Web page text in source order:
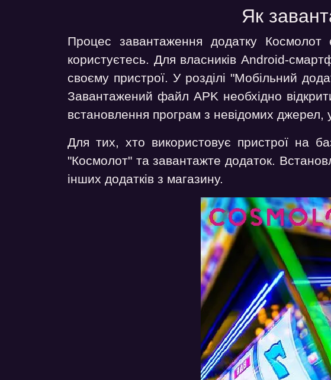
Як
Процес завантаження додатку
користуєтесь. Для власників Android-
своєму пристрої. У розділі "Мобільний
Завантажений файл APK необхідно
встановлення програм з невідомих джерел,
Для тих, хто використовує пристрої на
"Космолот" та завантажте додаток.
інших додатків з магазину.